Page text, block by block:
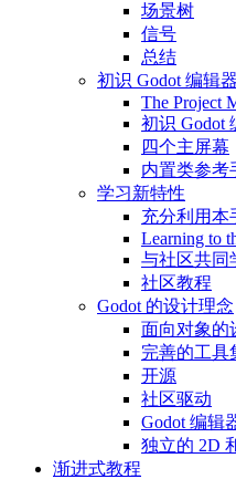
场景树
信号
总结
初识 Godot 编辑器
The Project
初识 Godot
四个主屏幕
内置类参考
学习新特性
充分利用本
Learning to
与社区共同
社区教程
Godot 的设计理念
面向对象的
完善的工具
开源
社区驱动
Godot 编辑
独立的 2D
渐进式教程